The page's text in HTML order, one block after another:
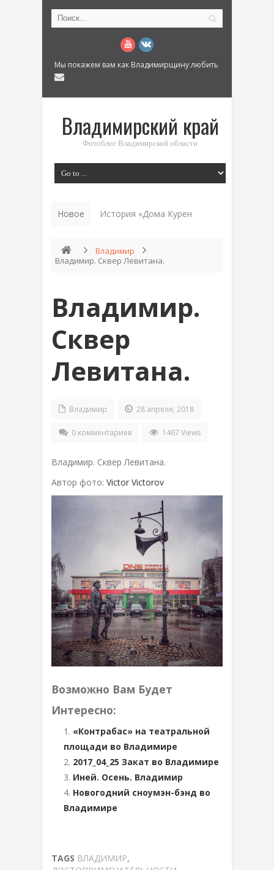
Мы покажем вам как Владимирщину любить
Владимирский край
Фотоблог Владимирской области
Новое История «Дома Куренкова» в Коврове
Владимир
Владимир. Сквер Левитана.
Владимир.
Сквер
Левитана.
Владимир 28 апреля, 2018
0 комментариев 1467 Views
Владимир. Сквер Левитана.
Автор фото: Victor Victorov
Возможно Вам Будет
Интересно:
«Контрабас» на театральной
площади во Владимире
2017_04_25 Закат во Владимире
Иней. Осень. Владимир
Новогодний сноумэн-бэнд во
Владимире
TAGS ВЛАДИМИР,